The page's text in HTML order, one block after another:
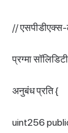
//
प्रग्मा
अनुबंध प्रति {
uint256